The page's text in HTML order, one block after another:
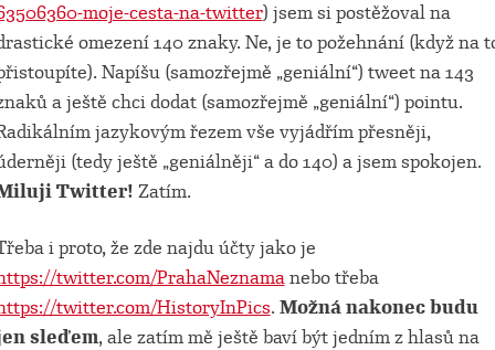
moje-cesta-na-twitter) jsem si postěžoval na
omezení 140 znaky. Ne, je to požehnání (když na
Napíšu (samozřejmě „geniální“) tweet na 143
a ještě chci dodat (samozřejmě „geniální“) pointu.
jazykovým řezem vše vyjádřím přesněji,
(tedy ještě „geniálněji“ a do 140) a jsem spokojen.
Twitter! Zatím.
i proto, že zde najdu účty jako je
twitter.com/PrahaNeznamanebo třeba
twitter.com/HistoryInPics. Možná nakonec budu
sleďem, ale zatím mě ještě baví být jedním z hlasů na